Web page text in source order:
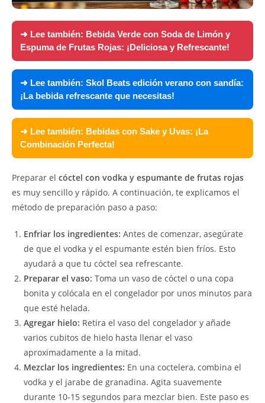
➜ Lee también: Bebida Verde con Soda de Limón y
Espuma de Frutas Rojas: ¡Deliciosa y Refrescante!
➜ Lee también: Skol Beats edición verano con sandía:
¡La bebida refrescante que necesitas!
➜ Lee también: Bebidas con Sake y Uvas: ¡La
Combinación Perfecta!
Preparar el cóctel con vodka y espumante de frutas rojas
es muy sencillo y rápido. A continuación, te explicamos el
método de preparación paso a paso:
Enfriar los ingredientes: Antes de comenzar, asegúrate
de que el vodka y el espumante estén bien fríos. Esto
ayudará a que tu cóctel sea refrescante.
Preparar el vaso: Toma un vaso de cóctel o una copa
bonita y colócala en el congelador por unos minutos para
que esté helada.
Agregar hielo: Retira el vaso del congelador y añade
varios cubitos de hielo hasta llenar el vaso
aproximadamente a la mitad.
Mezclar los ingredientes: En una coctelera, combina el
vodka y el jarabe de granadina. Agita suavemente
durante 10-15 segundos para mezclar bien. Este paso es